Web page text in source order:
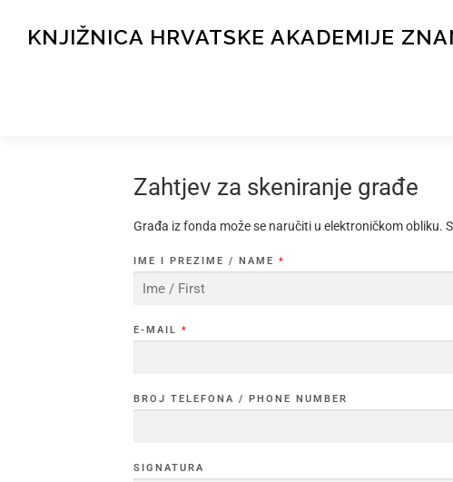
KNJIŽNICA HRVATSKE AKADEMIJE
Zahtjev za skeniranje građe
Građa iz fonda može se naručiti u elektroničkom obliku.
IME I PREZIME / NAME *
I
R
E-MAIL *
BROJ TELEFONA / PHONE NUMBER
SIGNATURA